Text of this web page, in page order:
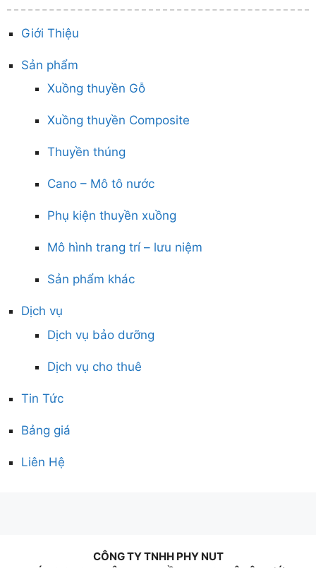
Giới Thiệu
Sản phẩm
Xuồng thuyền Gỗ
Xuồng thuyền Composite
Thuyền thúng
Cano – Mô tô nước
Phụ kiện thuyền xuồng
Mô hình trang trí – lưu niệm
Sản phẩm khác
Dịch vụ
Dịch vụ bảo dưỡng
Dịch vụ cho thuê
Tin Tức
Bảng giá
Liên Hệ
CÔNG TY TNHH PHY NUT